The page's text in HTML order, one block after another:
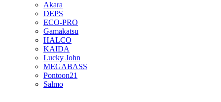
Akara
DEPS
ECO-PRO
Gamakatsu
HALCO
KAIDA
Lucky John
MEGABASS
Pontoon21
Salmo